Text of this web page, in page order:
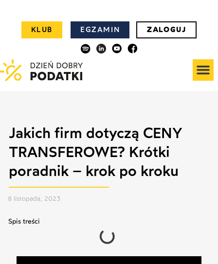
KLUB EGZAMIN ZALOGUJ
Jakich firm dotyczą CENY
TRANSFEROWE? Krótki
poradnik – krok po kroku
8 listopada, 2023
Spis treści